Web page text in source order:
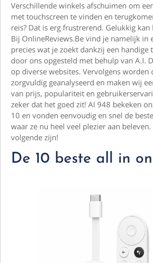
Verschillende winkels afschuimen om
met touchscreen te vinden en
reis? Dat is erg frustrerend. Gelukkig kan
Bij OnlineReviews.Be vind je namelijk in
precies wat je zoekt dankzij een handige
door ons opgesteld met behulp van A.I.
op diverse websites. Vervolgens worden
zorgvuldig geanalyseerd en maken wij
van prijs, populariteit en
zeker dat het goed zit! Al 948 bekeken
10 en vonden eenvoudig en snel de
waar ze nu heel veel plezier aan
volgende zijn!
De 10 beste all in